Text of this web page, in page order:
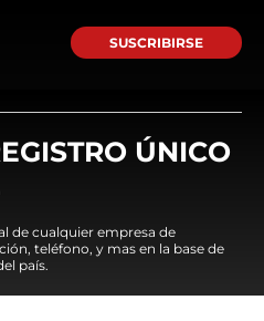
SUSCRIBIRSE
ÚNICO
de cualquier empresa de
teléfono, y mas en la base de
país.